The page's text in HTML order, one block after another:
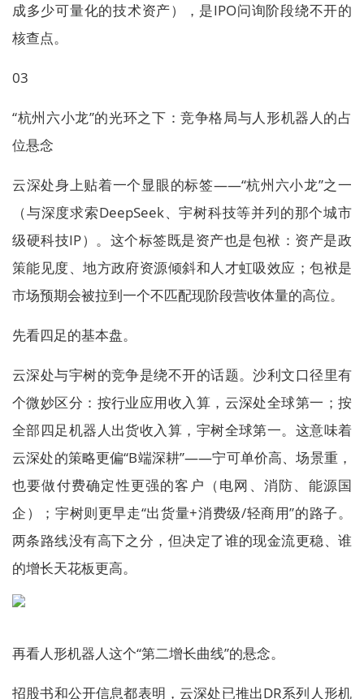
成多少可量化的技术资产），是IPO问询阶段绕不开的
核查点。
03
“杭州六小龙”的光环之下：竞争格局与人形机器人的占
位悬念
云深处身上贴着一个显眼的标签——“杭州六小龙”之一
（与深度求索DeepSeek、宇树科技等并列的那个城市
级硬科技IP）。这个标签既是资产也是包袱：资产是政
策能见度、地方政府资源倾斜和人才虹吸效应；包袱是
市场预期会被拉到一个不匹配现阶段营收体量的高位。
先看四足的基本盘。
云深处与宇树的竞争是绕不开的话题。沙利文口径里有
个微妙区分：按行业应用收入算，云深处全球第一；按
全部四足机器人出货收入算，宇树全球第一。这意味着
云深处的策略更偏“B端深耕”——宁可单价高、场景重，
也要做付费确定性更强的客户（电网、消防、能源国
企）；宇树则更早走“出货量+消费级/轻商用”的路子。
两条路线没有高下之分，但决定了谁的现金流更稳、谁
的增长天花板更高。
再看人形机器人这个“第二增长曲线”的悬念。
招股书和公开信息都表明，云深处已推出DR系列人形机